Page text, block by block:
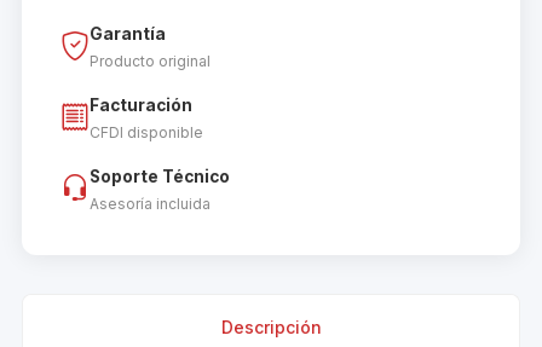
Garantía
Producto original
Facturación
CFDI disponible
Soporte Técnico
Asesoría incluida
Descripción